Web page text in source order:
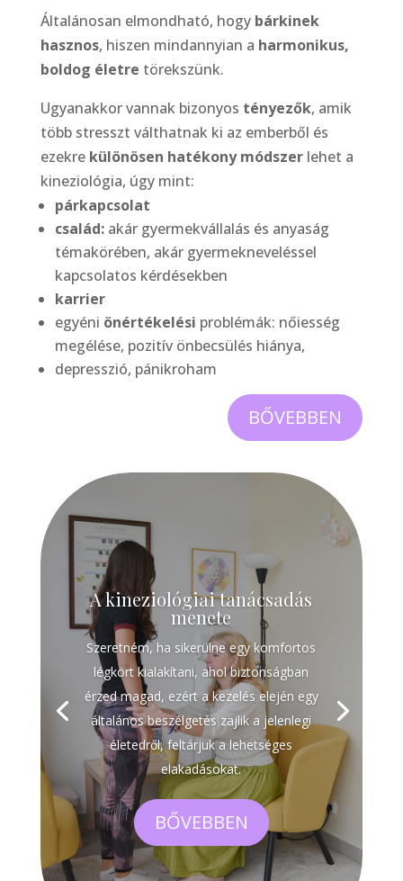
Általánosan elmondható, hogy bárkinek
hasznos, hiszen mindannyian a harmonikus,
boldog életre törekszünk.
Ugyanakkor vannak bizonyos tényezők, amik
több stresszt válthatnak ki az emberből és
ezekre különösen hatékony módszerlehet a
kineziológia, úgy mint:
párkapcsolat
család:akár gyermekvállalás és anyaság
témakörében, akár gyermekneveléssel
kapcsolatos kérdésekben
karrier
egyéni önértékelési problémák: nőiesség
megélése, pozitív önbecsülés hiánya,
depresszió, pánikroham
BŐVEBBEN
A kineziológiai tanácsadás
menete
Szeretném, ha sikerülne egy komfortos
légkört kialakítani, ahol biztonságban
érzed magad, ezért a kezelés elején egy
általános beszélgetés zajlik a jelenlegi
életedről, feltárjuk a lehetséges
elakadásokat.
BŐVEBBEN